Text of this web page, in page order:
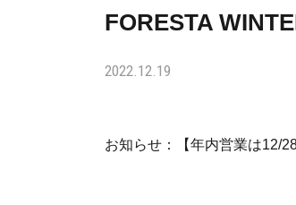
FORESTA
2022.12.19
お知らせ：【年内営業は12/